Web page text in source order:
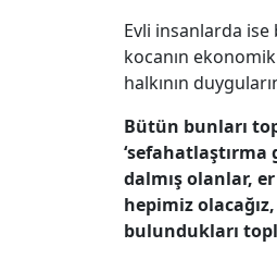
Evli insanlarda
kocanın
halkının
Bütün bunları
dalmış olanlar,
hepimiz
bulundukları